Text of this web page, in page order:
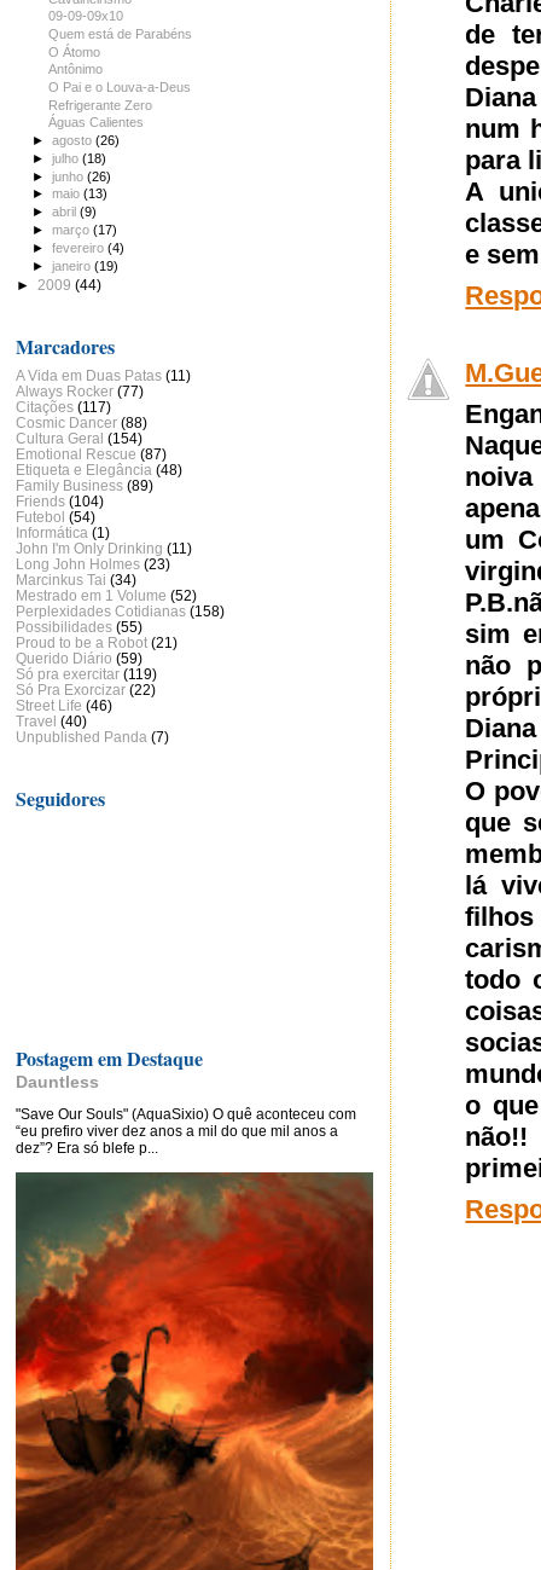
de
num
para
A
e
um
sim
não
O
que
lá
filhos
todo
o
não!!
09-09-09x10
Quem está de Parabéns
O Átomo
Antônimo
O Pai e o Louva-a-Deus
Refrigerante Zero
Águas Calientes
►agosto(26)
►julho(18)
►junho(26)
►maio(13)
►abril(9)
►março(17)
►fevereiro(4)
►janeiro(19)
► 2009 (44)
Marcadores
A Vida em Duas Patas (11)
Always Rocker (77)
Citações (117)
Cosmic Dancer (88)
Cultura Geral (154)
Emotional Rescue (87)
Etiqueta e Elegância (48)
Family Business (89)
Friends (104)
Futebol (54)
Informática (1)
John I'm Only Drinking (11)
Long John Holmes (23)
Marcinkus Tai (34)
Mestrado em 1 Volume (52)
Perplexidades Cotidianas (158)
Possibilidades (55)
Proud to be a Robot (21)
Querido Diário (59)
Só pra exercitar (119)
Só Pra Exorcizar (22)
Street Life (46)
Travel (40)
Unpublished Panda (7)
Seguidores
Postagem em Destaque
Dauntless
"Save Our Souls" (AquaSixio) O quê aconteceu com
“eu prefiro viver dez anos a mil do que mil anos a
dez”? Era só blefe p...